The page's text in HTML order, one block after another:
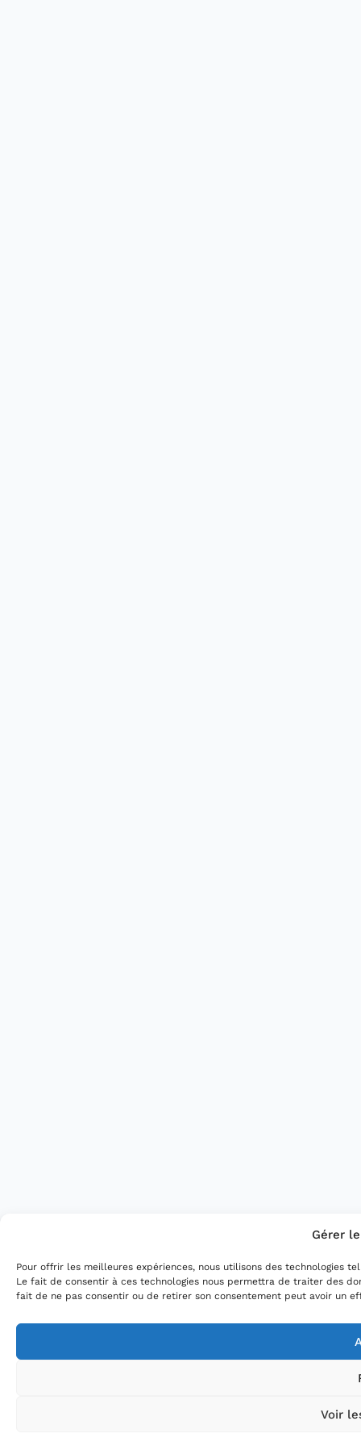
Gérer
Pour offrir les meilleures expériences, nous utilisons des technologies
Le fait de consentir à ces technologies nous permettra de traiter des
fait de ne pas consentir ou de retirer son consentement peut avoir un
Voir